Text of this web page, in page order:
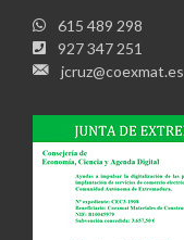
615 489 298
927 347 251
jcruz@coexmat.es